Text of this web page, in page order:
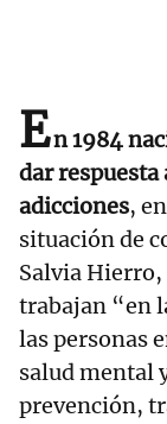
En 1984
dar respuesta
adicciones,
situación de
Salvia
trabajan “en
las personas
salud mental
prevención,